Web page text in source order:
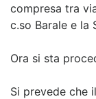
compresa tra
c.so Barale e la
Ora si sta
Si prevede che